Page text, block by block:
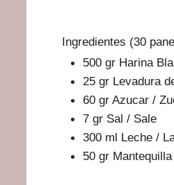
Ingredientes (30
500 gr Harina
25 gr Levadura
60 gr Azucar /
7 gr Sal / Sale
300 ml Leche /
50 gr